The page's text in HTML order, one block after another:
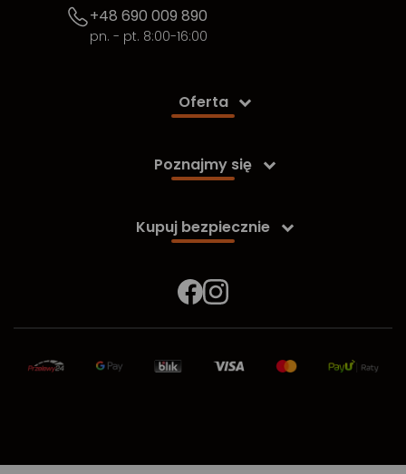
+48 690 009 890
pn. - pt. 8:00-16:00
Oferta 
Poznajmy się 
Kupuj bezpiecznie 